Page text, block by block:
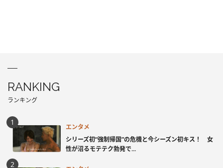
RANKING
ランキング
エンタメ
シリーズ初“強制帰国”の危機と今シーズン初キス！ 女
性が沼るモテテク勃発で...